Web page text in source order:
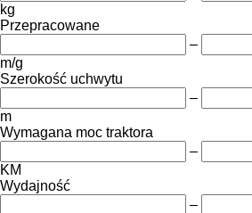
kg
Przepracowane
–
m/g
Szerokość uchwytu
–
m
Wymagana moc traktora
–
KM
Wydajność
–